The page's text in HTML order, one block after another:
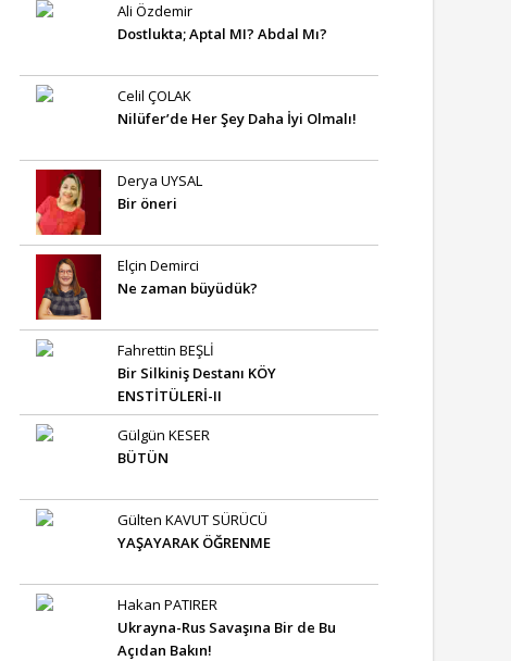
Ali Özdemir
Dostlukta; Aptal MI? Abdal Mı?
Celil ÇOLAK
Nilüfer’de Her Şey Daha İyi Olmalı!
Derya UYSAL
Bir öneri
Elçin Demirci
Ne zaman büyüdük?
Fahrettin BEŞLİ
Bir Silkiniş Destanı KÖY
ENSTİTÜLERİ-II
Gülgün KESER
BÜTÜN
Gülten KAVUT SÜRÜCÜ
YAŞAYARAK ÖĞRENME
Hakan PATIRER
Ukrayna-Rus Savaşına Bir de Bu
Açıdan Bakın!